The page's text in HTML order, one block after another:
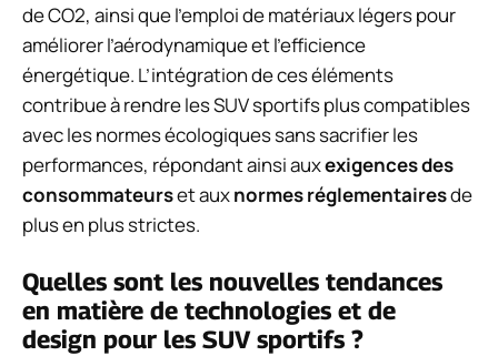
de CO2, ainsi que l’emploi de matériaux légers pour
améliorer l’aérodynamique et l’efficience
énergétique. L’intégration de ces éléments
contribue à rendre les SUV sportifs plus compatibles
avec les normes écologiques sans sacrifier les
performances, répondant ainsi auxexigences des
consommateurset auxnormes réglementairesde
plus en plus strictes.
Quelles sont les nouvelles tendances
en matière de technologies et de
design pour les SUV sportifs ?